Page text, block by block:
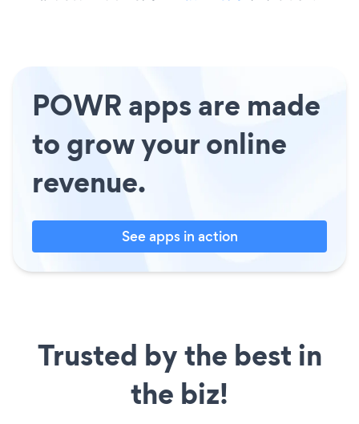
POWR apps are made
to grow your online
revenue.
See apps in action
Trusted by the best in
the biz!